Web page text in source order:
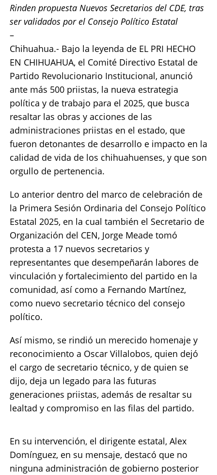
e
b
o
o
k
te
r
l s
A
p
p
y
Li
n
k
re
Rinden propuesta Nuevos Secretarios del CDE, tras
ser validados por el Consejo Político Estatal
–
Chihuahua.- Bajo la leyenda de EL PRI HECHO
EN CHIHUAHUA, el Comité Directivo Estatal de
Partido Revolucionario Institucional, anunció
ante más 500 priistas, la nueva estrategia
política y de trabajo para el 2025, que busca
resaltar las obras y acciones de las
administraciones priistas en el estado, que
fueron detonantes de desarrollo e impacto en la
calidad de vida de los chihuahuenses, y que son
orgullo de pertenencia.
Lo anterior dentro del marco de celebración de
la Primera Sesión Ordinaria del Consejo Político
Estatal 2025, en la cual también el Secretario de
Organización del CEN, Jorge Meade tomó
protesta a 17 nuevos secretarios y
representantes que desempeñarán labores de
vinculación y fortalecimiento del partido en la
comunidad, así como a Fernando Martínez,
como nuevo secretario técnico del consejo
político.
Así mismo, se rindió un merecido homenaje y
reconocimiento a Oscar Villalobos, quien dejó
el cargo de secretario técnico, y de quien se
dijo, deja un legado para las futuras
generaciones priistas, además de resaltar su
lealtad y compromiso en las filas del partido.
En su intervención, el dirigente estatal, Alex
Domínguez, en su mensaje, destacó que no
ninguna administración de gobierno posterior